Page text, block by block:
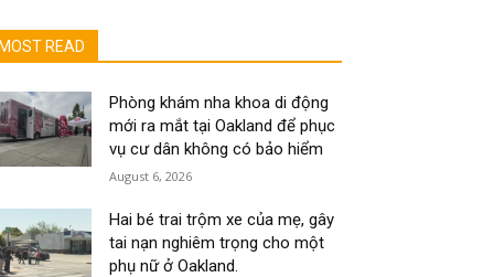
MOST READ
Phòng khám nha khoa di động
mới ra mắt tại Oakland để phục
vụ cư dân không có bảo hiểm
August 6, 2026
Hai bé trai trộm xe của mẹ, gây
tai nạn nghiêm trọng cho một
phụ nữ ở Oakland.